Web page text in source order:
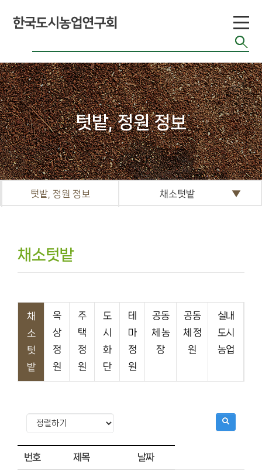
티
공지게시판
도시농업 관련단
체 자료
기타자료실
FAQ
텃밭, 정원 정보
텃밭, 정원 정보 채소텃밭
채소텃밭
채
소
텃
밭
옥
상
정
원
주
택
정
원
도
시
화
단
테
마
정
원
공동
체 농
장
공동
체 정
원
실내
도시
농업
번호 제목 날짜